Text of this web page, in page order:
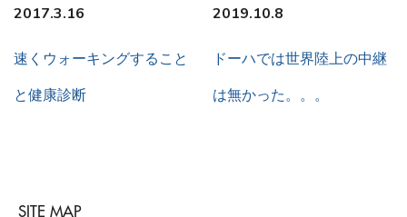
2017.3.16
速くウォーキングすること
と健康診断
2019.10.8
ドーハでは世界陸上の中継
は無かった。。。
SITE MAP